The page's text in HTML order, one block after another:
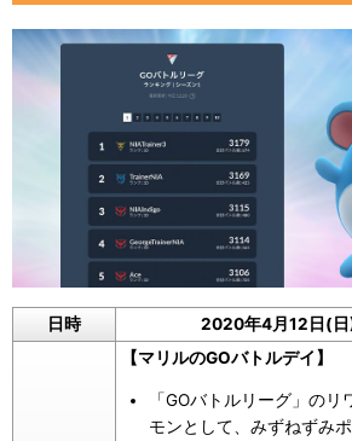
日時 2020年4月12日(日
【マリルのGOバトルデイ】
「GOバトルリーグ」の
モンとして、みずねずみ